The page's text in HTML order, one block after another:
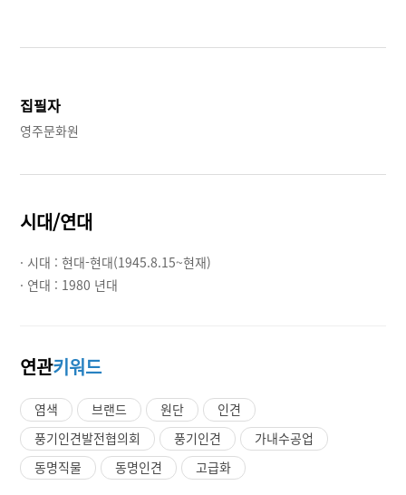
집필자
영주문화원
시대/연대
· 시대 :현대-현대(1945.8.15~현재)
· 연대 : 1980 년대
연관키워드
염색 브랜드 원단
인견
풍기인견발전협의회
풍기인견
가내수공업
동명직물
동명인견 고급화